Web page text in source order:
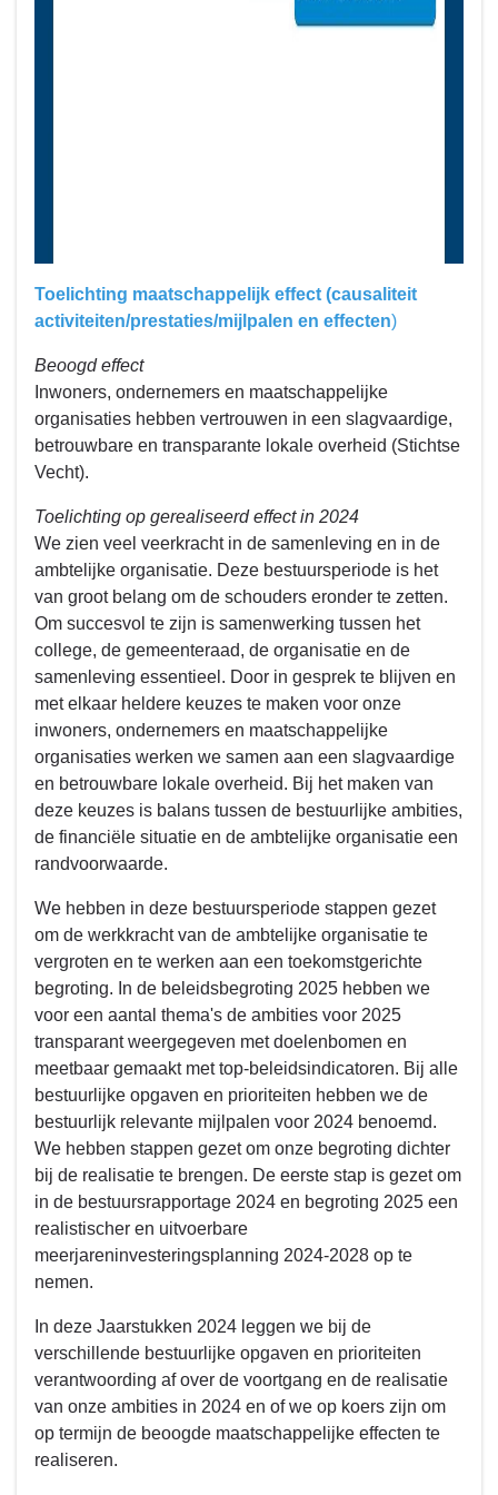
Toelichting maatschappelijk effect (causaliteit
activiteiten/prestaties/mijlpalen en effecten)
Beoogd effect
Inwoners, ondernemers en maatschappelijke
organisaties hebben vertrouwen in een slagvaardige,
betrouwbare en transparante lokale overheid (Stichtse
Vecht).
Toelichting op gerealiseerd effect in 2024
We zien veel veerkracht in de samenleving en in de
ambtelijke organisatie. Deze bestuursperiode is het
van groot belang om de schouders eronder te zetten.
Om succesvol te zijn is samenwerking tussen het
college, de gemeenteraad, de organisatie en de
samenleving essentieel. Door in gesprek te blijven en
met elkaar heldere keuzes te maken voor onze
inwoners, ondernemers en maatschappelijke
organisaties werken we samen aan een slagvaardige
en betrouwbare lokale overheid. Bij het maken van
deze keuzes is balans tussen de bestuurlijke ambities,
de financiële situatie en de ambtelijke organisatie een
randvoorwaarde.
We hebben in deze bestuursperiode stappen gezet
om de werkkracht van de ambtelijke organisatie te
vergroten en te werken aan een toekomstgerichte
begroting. In de beleidsbegroting 2025 hebben we
voor een aantal thema's de ambities voor 2025
transparant weergegeven met doelenbomen en
meetbaar gemaakt met top-beleidsindicatoren. Bij alle
bestuurlijke opgaven en prioriteiten hebben we de
bestuurlijk relevante mijlpalen voor 2024 benoemd.
We hebben stappen gezet om onze begroting dichter
bij de realisatie te brengen. De eerste stap is gezet om
in de bestuursrapportage 2024 en begroting 2025 een
realistischer en uitvoerbare
meerjareninvesteringsplanning 2024-2028 op te
nemen.
In deze Jaarstukken 2024 leggen we bij de
verschillende bestuurlijke opgaven en prioriteiten
verantwoording af over de voortgang en de realisatie
van onze ambities in 2024 en of we op koers zijn om
op termijn de beoogde maatschappelijke effecten te
realiseren.